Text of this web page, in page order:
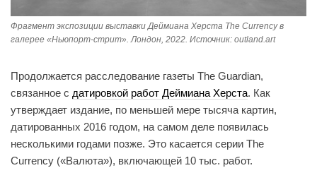
Фрагмент экспозиции выставки Деймиана Херста The Currency в
галерее «Ньюпорт-стрит». Лондон, 2022. Источник: outland.art
Продолжается расследование газеты The Guardian,
связанное с датировкой работ Деймиана Херста. Как
утверждает издание, по меньшей мере тысяча картин,
датированных 2016 годом, на самом деле появилась
несколькими годами позже. Это касается серии The
Currency («Валюта»), включающей 10 тыс. работ.